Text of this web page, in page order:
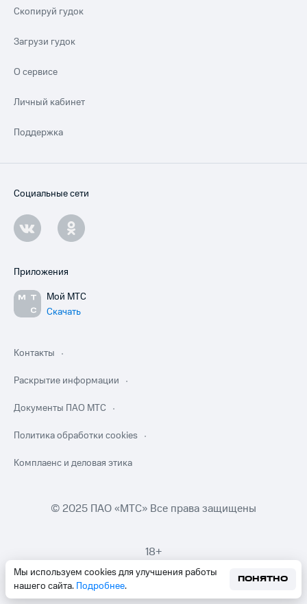
Мы используем cookies для улучшения работы
нашего сайта. Подробнее.
ПОНЯТНО
Скопируй гудок
Загрузи гудок
О сервисе
Личный кабинет
Поддержка
Социальные сети
Приложения
Мой МТС
Скачать
Контакты
Раскрытие информации
Документы ПАО МТС
Политика обработки cookies
Комплаенс и деловая этика
© 2025 ПАО «МТС» Все права защищены
18+